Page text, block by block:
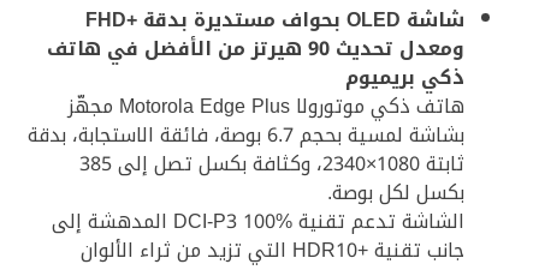
شاشة OLED بحواف مستديرة بدقة +FHD
ومعدل تحديث 90 هيرتز من الأفضل في هاتف
ذكي بريميوم
هاتف ذكي موتورولا Motorola Edge Plus مجهّز
بشاشة لمسية بحجم 6.7 بوصة، فائقة الاستجابة، بدقة
ثابتة 1080×2340، وكثافة بكسل تصل إلى 385
بكسل لكل بوصة.
الشاشة تدعم تقنية DCI-P3 100% المدهشة إلى
جانب تقنية +HDR10 التي تزيد من ثراء الألوان